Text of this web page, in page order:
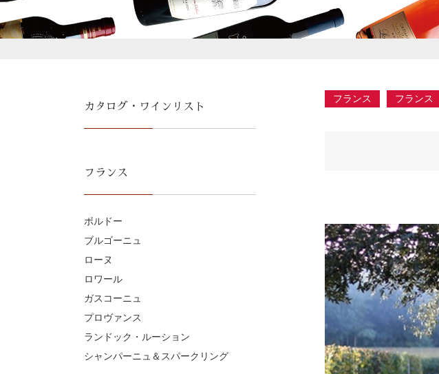
フランス フランス
カタログ・ワインリスト
フランス
ボルドー
ブルゴーニュ
ローヌ
ロワール
ガスコーニュ
プロヴァンス
ランドック・ルーション
シャンパーニュ＆スパークリング